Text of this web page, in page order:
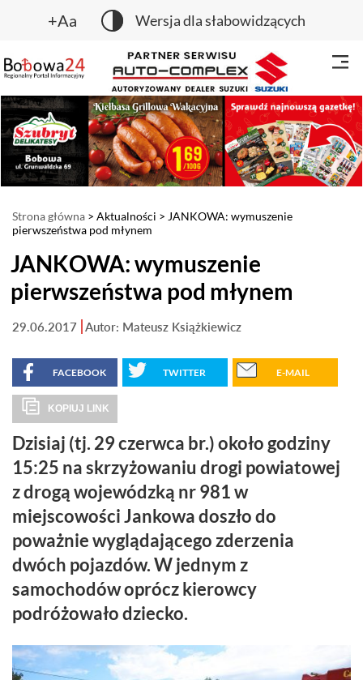
+Aa Wersja dla słabowidzących
Strona główna > Aktualności > JANKOWA: wymuszenie
pierwszeństwa pod młynem
JANKOWA: wymuszenie
pierwszeństwa pod młynem
29.06.2017 Autor: Mateusz Książkiewicz
FACEBOOK TWITTER E-MAIL
KOPIUJ LINK
Dzisiaj (tj. 29 czerwca br.) około godziny
15:25 na skrzyżowaniu drogi powiatowej
z drogą wojewódzką nr 981 w
miejscowości Jankowa doszło do
poważnie wyglądającego zderzenia
dwóch pojazdów. W jednym z
samochodów oprócz kierowcy
podróżowało dziecko.